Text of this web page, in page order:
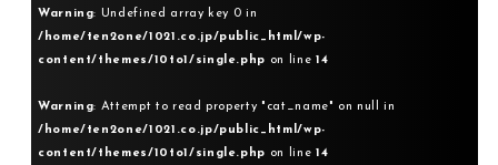
Warning: Undefined array key 0 in
/home/ten2one/1021.co.jp/public_html/wp-
content/themes/10to1/single.php on line 14
Warning: Attempt to read property "cat_name" on null in
/home/ten2one/1021.co.jp/public_html/wp-
content/themes/10to1/single.php on line 14